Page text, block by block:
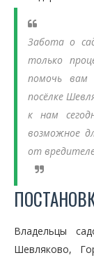
Забота о
только
помочь вам
посёлке
к нам
возможное
от
Владельцы
Шевляково,